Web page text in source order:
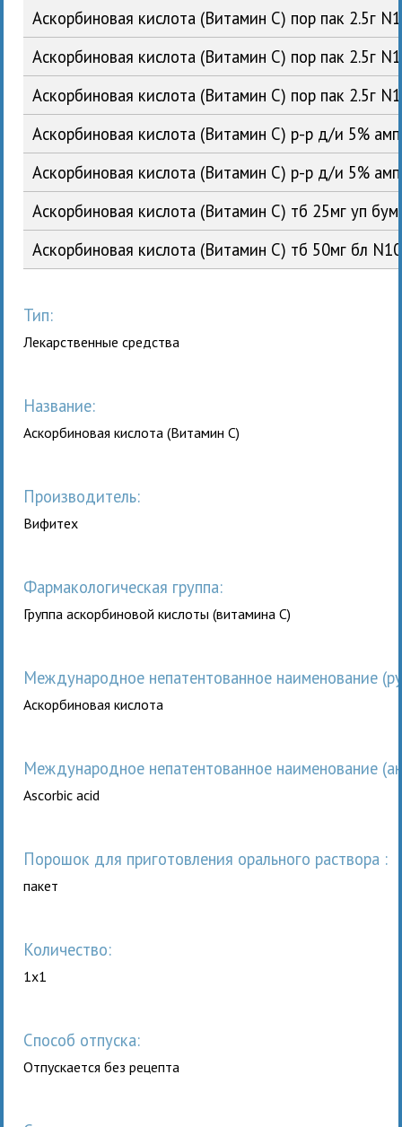
Аскорбиновая кислота (Витамин С) пор пак 2.5г
Аскорбиновая кислота (Витамин С) пор пак 2.5г
Аскорбиновая кислота (Витамин С) пор пак 2.5г
Аскорбиновая кислота (Витамин С) р-р д/и 5%
Аскорбиновая кислота (Витамин С) р-р д/и 5%
Аскорбиновая кислота (Витамин С) тб 25мг уп
Аскорбиновая кислота (Витамин С) тб 50мг бл
Тип:
Лекарственные средства
Название:
Аскорбиновая кислота (Витамин С)
Производитель:
Вифитех
Фармакологическая группа:
Группа аскорбиновой кислоты (витамина С)
Международное непатентованное наименование
Аскорбиновая кислота
Международное непатентованное наименование
Ascorbic acid
порошок для приготовления орального раствора :
пакет
Количество:
1x1
Способ отпуска:
Отпускается без рецепта